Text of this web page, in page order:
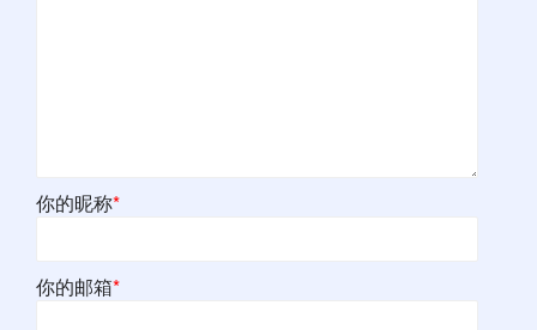
你的昵称*
你的邮箱*